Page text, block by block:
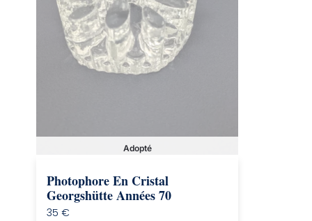
Adopté
Photophore En Cristal
Georgshütte Années 70
35€